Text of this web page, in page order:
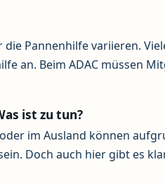
Pannenhilfe variieren.
an. Beim ADAC müssen
ist zu tun?
im Ausland können
Doch auch hier gibt es